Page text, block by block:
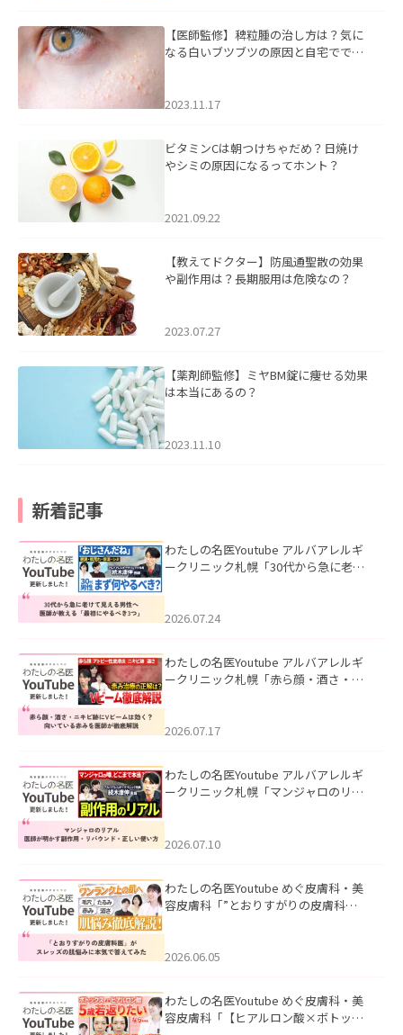
【医師監修】稗粒腫の治し方は？気に
なる白いブツブツの原因と自宅ででき
2023.11.17
ビタミンCは朝つけちゃだめ？日焼け
やシミの原因になるってホント？
2021.09.22
【教えてドクター】防風通聖散の効果
や副作用は？長期服用は危険なの？
2023.07.27
【薬剤師監修】ミヤBM錠に痩せる効果
は本当にあるの？
2023.11.10
新着記事
わたしの名医Youtube アルバアレルギ
ークリニック札幌「30代から急に老け
た。
2026.07.24
わたしの名医Youtube アルバアレルギ
ークリニック札幌「赤ら顔・酒さ・ニ
した。
2026.07.17
わたしの名医Youtube アルバアレルギ
ークリニック札幌「マンジャロのリア
た。
2026.07.10
わたしの名医Youtube めぐ皮膚科・美
容皮膚科「”とおりすがりの皮膚科
2026.06.05
わたしの名医Youtube めぐ皮膚科・美
容皮膚科「【ヒアルロン酸×ボトック